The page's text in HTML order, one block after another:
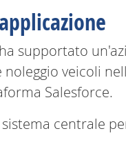
supportato
veicoli
Salesforce.
centrale